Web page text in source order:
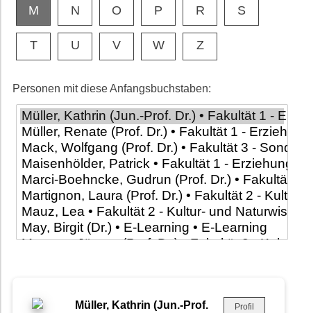
M N O P R S
T U V W Z
Personen mit diese Anfangsbuchstaben:
Müller, Kathrin (Jun.-Prof.
Profil